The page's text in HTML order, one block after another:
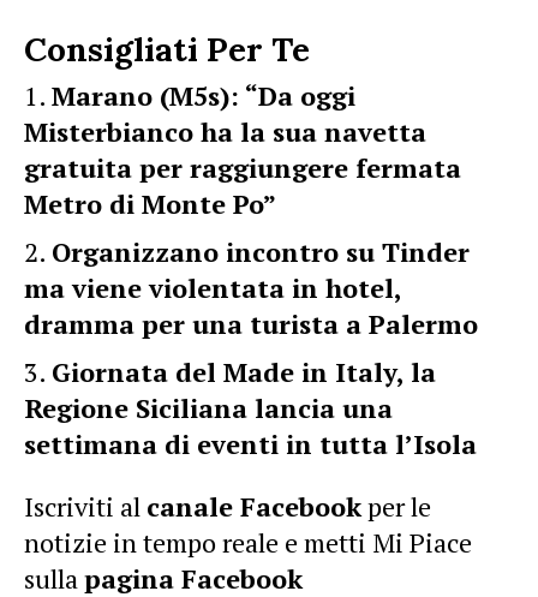
Consigliati Per Te
Marano (M5s): “Da oggi
Misterbianco ha la sua navetta
gratuita per raggiungere fermata
Metro di Monte Po”
Organizzano incontro su Tinder
ma viene violentata in hotel,
dramma per una turista a Palermo
Giornata del Made in Italy, la
Regione Siciliana lancia una
settimana di eventi in tutta l’Isola
Iscriviti al canale Facebookper le
notizie in tempo reale e metti Mi Piace
sullapagina Facebook